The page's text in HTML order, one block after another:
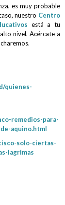
es muy probable
nuestro Centro
está a tu
nivel. Acércate a
quienes-
remedios-para-
aquino.html
solo-ciertas-
lagrimas